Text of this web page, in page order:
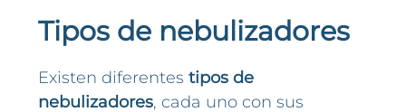
Tipos de nebulizadores
Existen diferentestipos de
nebulizadores, cada uno con sus